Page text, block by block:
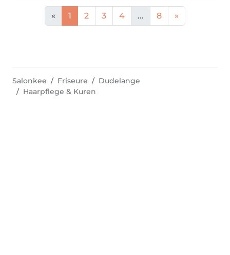
« 1 2 3 4 ... 8 »
Salonkee Friseure
Dudelange
Haarpflege & Kuren